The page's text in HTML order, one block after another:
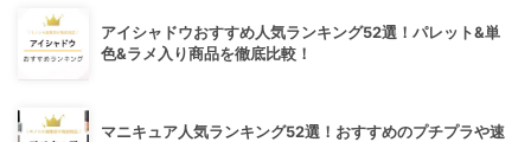
アイシャドウおすすめ人気ランキング52選！パレット&単
色&ラメ入り商品を徹底比較！
マニキュア人気ランキング52選！おすすめのプチプラや速